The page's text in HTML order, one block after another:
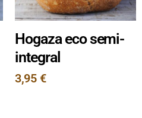
Hogaza eco semi-
integral
3,95 €